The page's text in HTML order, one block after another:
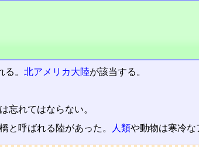
る。北アメリカ大陸が該当する。
忘れてはならない。
と呼ばれる陸があった。
人類や動物は寒冷